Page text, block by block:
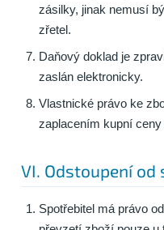
zásilky, jinak nemusí
zřetel.
Daňový doklad je
zaslán elektronicky.
Vlastnické právo ke
zaplacením kupní
VI. Odstoupení od
Spotřebitel má právo